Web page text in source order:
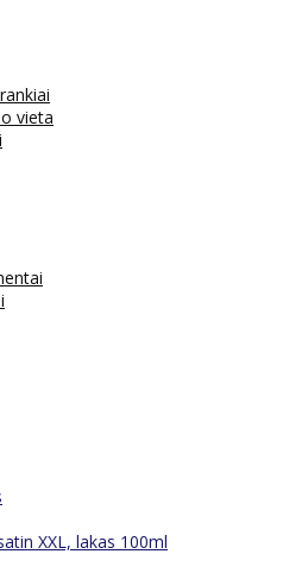
vieta
XXL, lakas 100ml